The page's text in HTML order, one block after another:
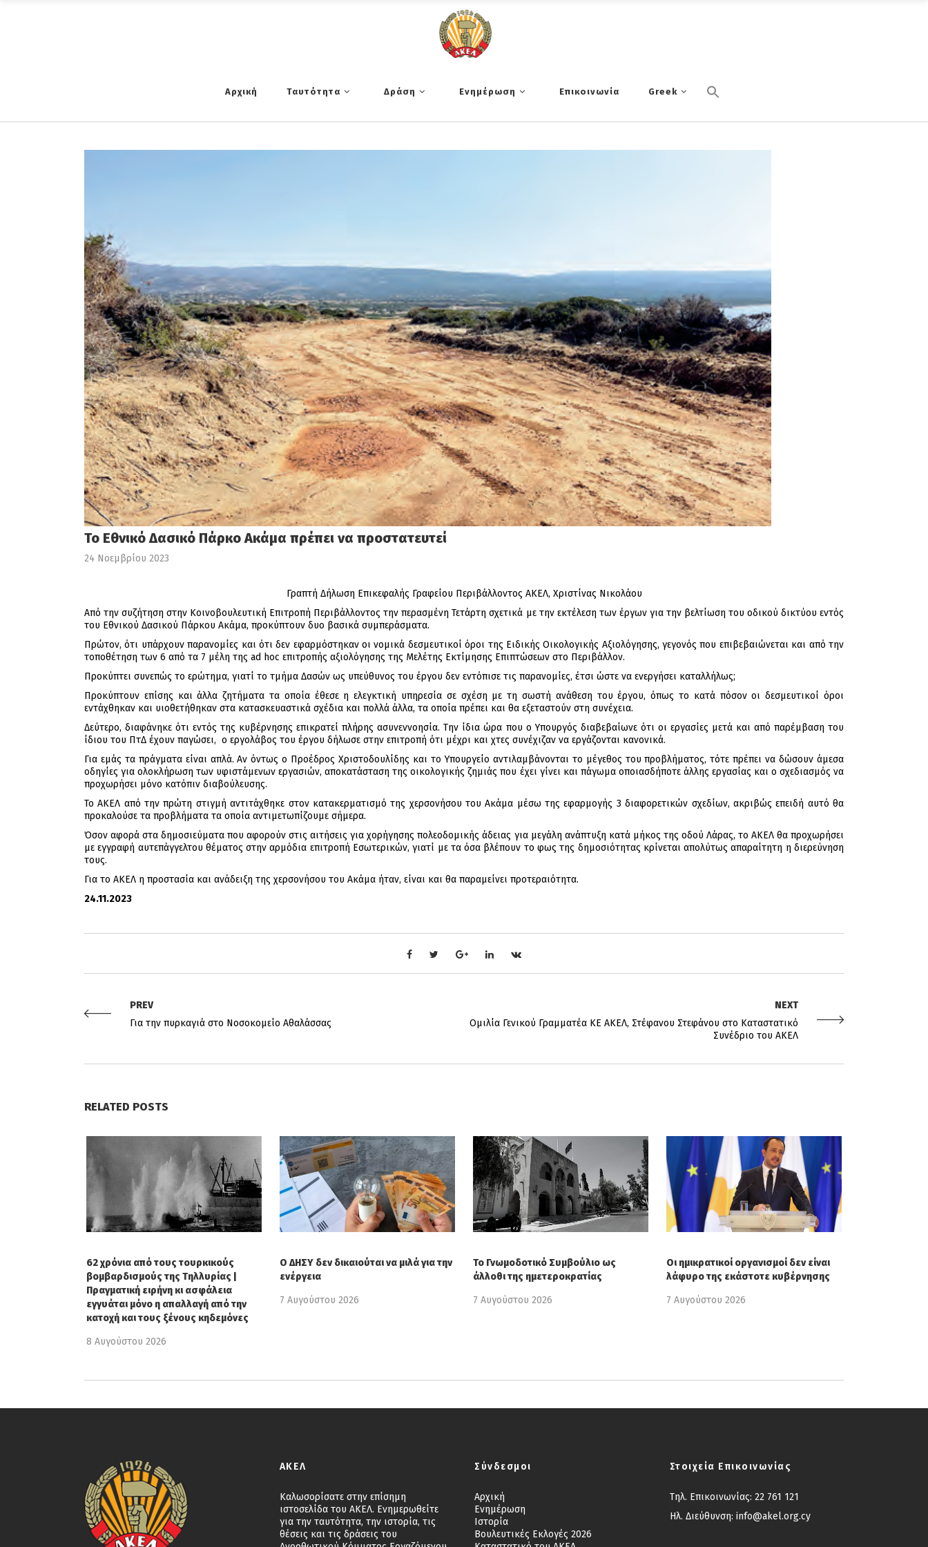
Αρχική Ταυτότητα Δράση Ενημέρωση Επικοινωνία Greek
Το Εθνικό Δασικό Πάρκο Ακάμα πρέπει να προστατευτεί
24 Νοεμβρίου 2023
Γραπτή Δήλωση Επικεφαλής Γραφείου Περιβάλλοντος ΑΚΕΛ, Χριστίνας Νικολάου
Από την συζήτηση στην Κοινοβουλευτική Επιτροπή Περιβάλλοντος την περασμένη Τετάρτη σχετικά με την εκτέλεση των έργων για την βελτίωση του οδικού δικτύου εντός
του Εθνικού Δασικού Πάρκου Ακάμα, προκύπτουν δυο βασικά συμπεράσματα.
Πρώτον, ότι υπάρχουν παρανομίες και ότι δεν εφαρμόστηκαν οι νομικά δεσμευτικοί όροι της Ειδικής Οικολογικής Αξιολόγησης, γεγονός που επιβεβαιώνεται και από την
τοποθέτηση των 6 από τα 7 μέλη της ad hoc επιτροπής αξιολόγησης της Μελέτης Εκτίμησης Επιπτώσεων στο Περιβάλλον.
Προκύπτει συνεπώς το ερώτημα, γιατί το τμήμα Δασών ως υπεύθυνος του έργου δεν εντόπισε τις παρανομίες, έτσι ώστε να ενεργήσει καταλλήλως;
Προκύπτουν επίσης και άλλα ζητήματα τα οποία έθεσε η ελεγκτική υπηρεσία σε σχέση με τη σωστή ανάθεση του έργου, όπως το κατά πόσον οι δεσμευτικοί όροι
εντάχθηκαν και υιοθετήθηκαν στα κατασκευαστικά σχέδια και πολλά άλλα, τα οποία πρέπει και θα εξεταστούν στη συνέχεια.
Δεύτερο, διαφάνηκε ότι εντός της κυβέρνησης επικρατεί πλήρης ασυνεννοησία. Την ίδια ώρα που ο Υπουργός διαβεβαίωνε ότι οι εργασίες μετά και από παρέμβαση του
ίδιου του ΠτΔ έχουν παγώσει, ο εργολάβος του έργου δήλωσε στην επιτροπή ότι μέχρι και χτες συνέχιζαν να εργάζονται κανονικά.
Για εμάς τα πράγματα είναι απλά. Αν όντως ο Προέδρος Χριστοδουλίδης και το Υπουργείο αντιλαμβάνονται το μέγεθος του προβλήματος, τότε πρέπει να δώσουν άμεσα
οδηγίες για ολοκλήρωση των υφιστάμενων εργασιών, αποκατάσταση της οικολογικής ζημιάς που έχει γίνει και πάγωμα οποιασδήποτε άλλης εργασίας και ο σχεδιασμός να
προχωρήσει μόνο κατόπιν διαβούλευσης.
Το ΑΚΕΛ από την πρώτη στιγμή αντιτάχθηκε στον κατακερματισμό της χερσονήσου του Ακάμα μέσω της εφαρμογής 3 διαφορετικών σχεδίων, ακριβώς επειδή αυτό θα
προκαλούσε τα προβλήματα τα οποία αντιμετωπίζουμε σήμερα.
Όσον αφορά στα δημοσιεύματα που αφορούν στις αιτήσεις για χορήγησης πολεοδομικής άδειας για μεγάλη ανάπτυξη κατά μήκος της οδού Λάρας, το ΑΚΕΛ θα προχωρήσει
με εγγραφή αυτεπάγγελτου θέματος στην αρμόδια επιτροπή Εσωτερικών, γιατί με τα όσα βλέπουν το φως της δημοσιότητας κρίνεται απολύτως απαραίτητη η διερεύνηση
τους.
Για το ΑΚΕΛ η προστασία και ανάδειξη της χερσονήσου του Ακάμα ήταν, είναι και θα παραμείνει προτεραιότητα.
24.11.2023
PREV
Για την πυρκαγιά στο Νοσοκομείο Αθαλάσσας
NEXT
Ομιλία Γενικού Γραμματέα ΚΕ ΑΚΕΛ, Στέφανου Στεφάνου στο Καταστατικό
Συνέδριο του ΑΚΕΛ
RELATED POSTS
62 χρόνια από τους τουρκικούς
βομβαρδισμούς της Τηλλυρίας |
Πραγματική ειρήνη κι ασφάλεια
εγγυάται μόνο η απαλλαγή από την
κατοχή και τους ξένους κηδεμόνες
8 Αυγούστου 2026
Ο ΔΗΣΥ δεν δικαιούται να μιλά για την
ενέργεια
7 Αυγούστου 2026
Το Γνωμοδοτικό Συμβούλιο ως
άλλοθι της ημετεροκρατίας
7 Αυγούστου 2026
Οι ημικρατικοί οργανισμοί δεν είναι
λάφυρο της εκάστοτε κυβέρνησης
7 Αυγούστου 2026
ΑΚΕΛ
Καλωσορίσατε στην επίσημη
ιστοσελίδα του ΑΚΕΛ. Ενημερωθείτε
για την ταυτότητα, την ιστορία, τις
θέσεις και τις δράσεις του
Σύνδεσμοι
Αρχική
Ενημέρωση
Ιστορία
Βουλευτικές Εκλογές 2026
Στοιχεία Επικοινωνίας
Τηλ. Επικοινωνίας: 22 761 121
Ηλ. Διεύθυνση: info@akel.org.cy